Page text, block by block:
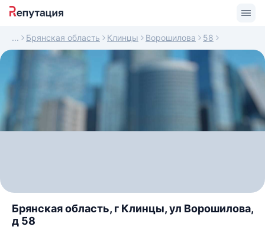
Брянская область Клинцы Ворошилова 58
Брянская область, г Клинцы, ул Ворошилова,
д 58